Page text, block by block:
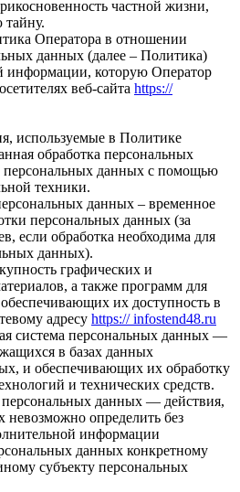
частной жизни,
Оператора в отношении
данных (далее – Политика)
информации, которую Оператор
веб-сайта https://
используемые в Политике
обработка персональных
персональных данных с помощью
техники.
данных – временное
персональных данных (за
если обработка необходима для
данных).
графических и
а также программ для
их доступность в
адресу https:// infostend48.ru
система персональных данных —
в базах данных
и обеспечивающих их обработку
и технических средств.
данных — действия,
невозможно определить без
информации
данных конкретному
субъекту персональных